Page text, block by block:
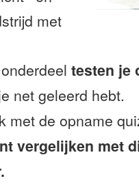
met
testen je
net geleerd hebt.
met de opname
vergelijken met